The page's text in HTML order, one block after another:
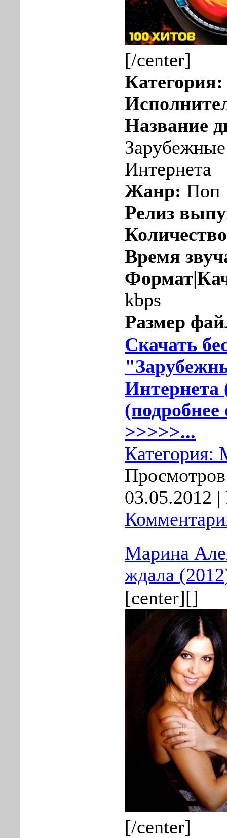
[/center]
Категория:
Название
Интернета
Жанр: Поп
Релиз
Время
kbps
Размер
Скачать
Интернета
(подробнее
>>>>>...
Категория:
03.05.2012 |
Марина
ждала
[center][]
[/center]